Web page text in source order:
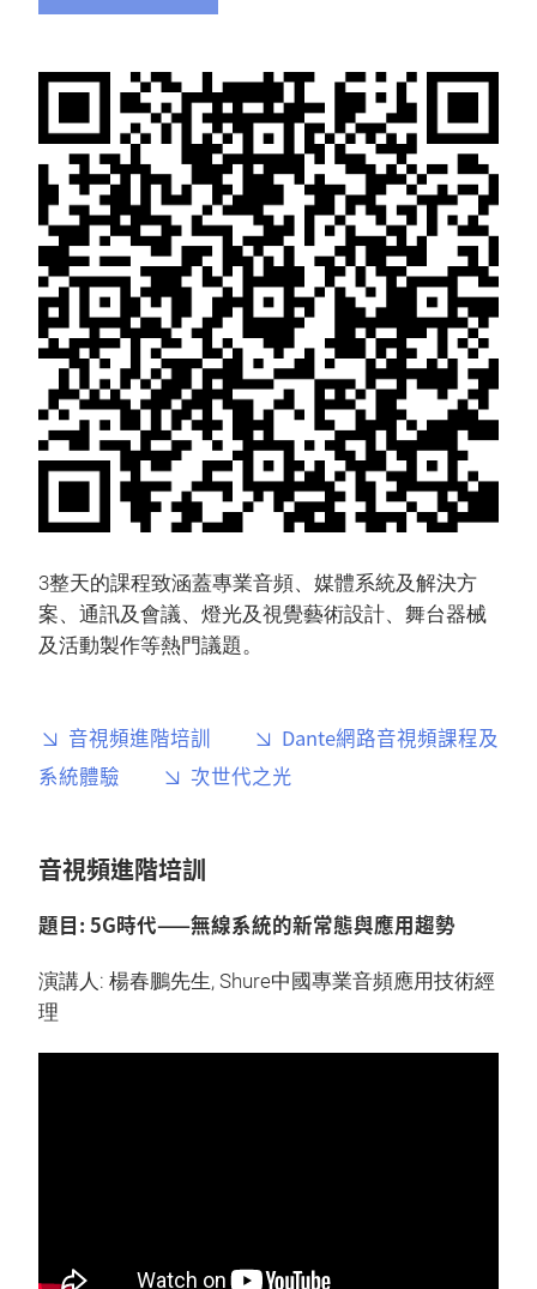
3整天的課程致涵蓋專業音頻、媒體系統及解決方
案、通訊及會議、燈光及視覺藝術設計、舞台器械
及活動製作等熱門議題。
音視頻進階培訓
Dante網路音視頻課程及
系統體驗
次世代之光
音視頻進階培訓
題目: 5G時代——無線系統的新常態與應用趨勢
演講人: 楊春鵬先生, Shure中國專業音頻應用技術經
理